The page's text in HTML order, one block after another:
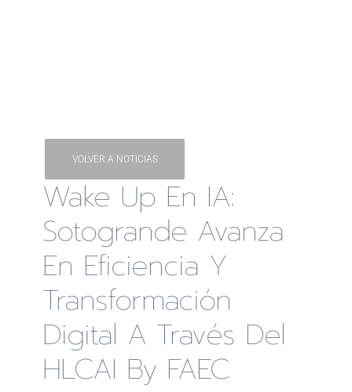
VOLVER A NOTICIAS
Wake Up En IA:
Sotogrande Avanza
En Eficiencia Y
Transformación
Digital A Través Del
HLCAI By FAEC